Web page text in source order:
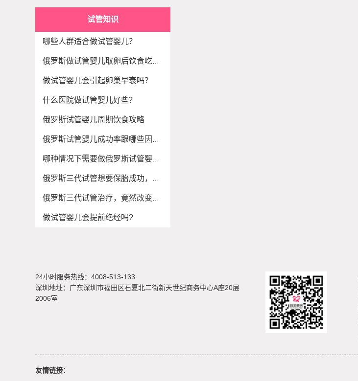
试管知识
哪些人群适合做试管婴儿？
做试管婴儿会引起卵巢早衰吗？
什么医院做试管婴儿好些？
俄罗斯试管婴儿周期饮食攻略
做试管婴儿会提前绝经吗?
24小时服务热线：4008-513-133
深圳地址：广东深圳市福田区石夏北二街新天世纪商务中心A座20层
2006室
友情链接：